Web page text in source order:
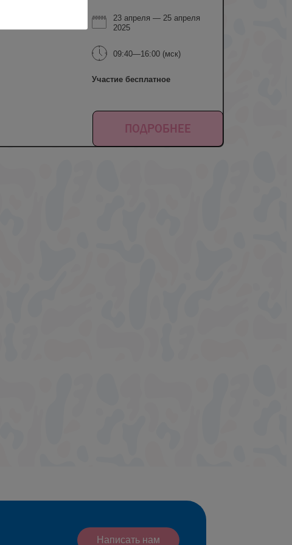
23 апреля — 25 апреля
2025
09:40—16:00 (мск)
Участие бесплатное
ПОДРОБНЕЕ
Написать нам